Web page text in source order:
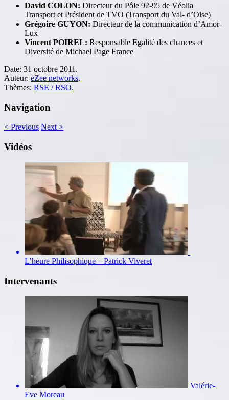
David COLON: Directeur du Pôle 92-95 de Véolia
Transport et Président de TVO (Transport du Val- d’Oise)
Grégoire GUYON: Directeur de la communication d’Amor-
Lux
Vincent POIREL: Responsable Egalité des chances et
Diversité de Michael Page France
Date: 31 octobre 2011.
Auteur: eZee networks.
Thèmes: RSE / RSO.
Navigation
< Previous Next>
Vidéos
L’heure Philisophique – Patrick Viveret
Intervenants
Valérie-
Eve Moreau